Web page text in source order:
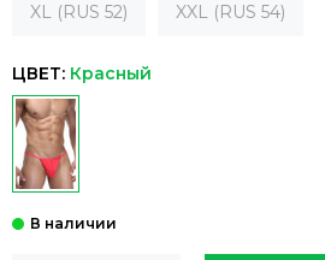
XL (RUS 52) XXL (RUS 54)
ЦВЕТ: Красный